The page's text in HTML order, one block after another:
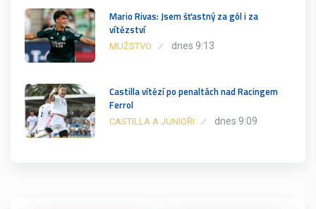
Mario Rivas: Jsem šťastný za gól i za
vítězství
MUŽSTVO dnes 9:13
Castilla vítězí po penaltách nad Racingem
Ferrol
CASTILLA A JUNIOŘI dnes 9:09